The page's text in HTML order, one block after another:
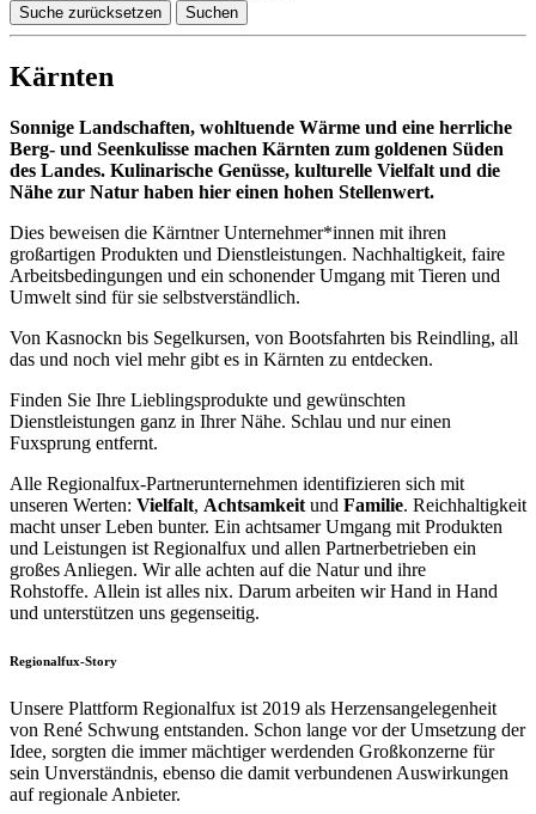
Suche zurücksetzen Suchen
Kärnten
Sonnige Landschaften, wohltuende Wärme und eine herrliche
Berg- und Seenkulisse machen Kärnten zum goldenen Süden
des Landes. Kulinarische Genüsse, kulturelle Vielfalt und die
Nähe zur Natur haben hier einen hohen Stellenwert.
Dies beweisen die Kärntner Unternehmer*innen mit ihren
großartigen Produkten und Dienstleistungen. Nachhaltigkeit, faire
Arbeitsbedingungen und ein schonender Umgang mit Tieren und
Umwelt sind für sie selbstverständlich.
Von Kasnockn bis Segelkursen, von Bootsfahrten bis Reindling, all
das und noch viel mehr gibt es in Kärnten zu entdecken.
Finden Sie Ihre Lieblingsprodukte und gewünschten
Dienstleistungen ganz in Ihrer Nähe. Schlau und nur einen
Fuxsprung entfernt.
Alle Regionalfux-Partnerunternehmen identifizieren sich mit
unseren Werten: Vielfalt, Achtsamkeit und Familie. Reichhaltigkeit
macht unser Leben bunter. Ein achtsamer Umgang mit Produkten
und Leistungen ist Regionalfux und allen Partnerbetrieben ein
großes Anliegen. Wir alle achten auf die Natur und ihre
Rohstoffe. Allein ist alles nix. Darum arbeiten wir Hand in Hand
und unterstützen uns gegenseitig.
Regionalfux-Story
Unsere Plattform Regionalfux ist 2019 als Herzensangelegenheit
von René Schwung entstanden. Schon lange vor der Umsetzung der
Idee, sorgten die immer mächtiger werdenden Großkonzerne für
sein Unverständnis, ebenso die damit verbundenen Auswirkungen
auf regionale Anbieter.